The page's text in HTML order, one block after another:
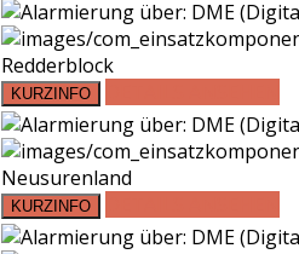
Redderblock
Neusurenland